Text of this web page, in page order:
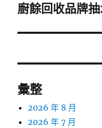
一
文
廚餘回收品牌
彙整
2026 年 8 月
2026 年 7 月